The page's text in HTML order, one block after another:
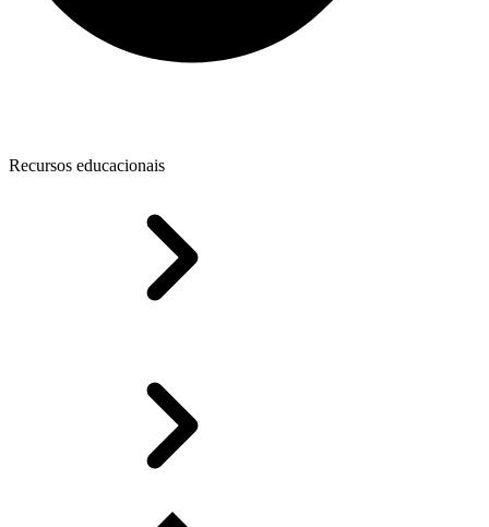
Recursos educacionais